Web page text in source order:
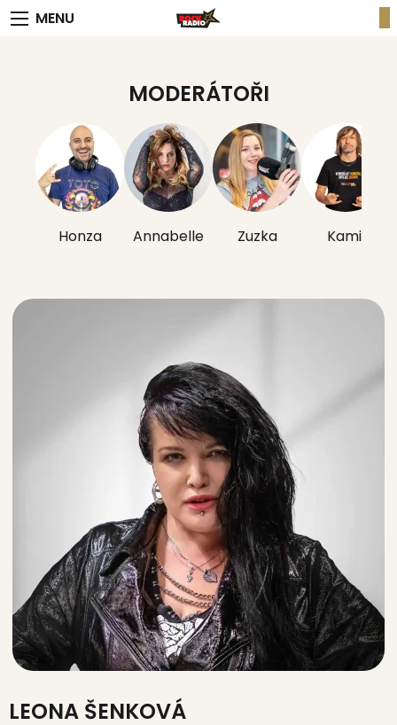
MENU
MODERÁTOŘI
Honza Annabelle Zuzka Kamil
LEONA ŠENKOVÁ